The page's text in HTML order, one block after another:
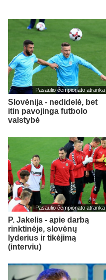
Pasaulio čempionato atranka
Slovėnija - nedidelė, bet
itin pavojinga futbolo
valstybė
Pasaulio čempionato atranka
P. Jakelis - apie darbą
rinktinėje, slovėnų
lyderius ir tikėjimą
(interviu)